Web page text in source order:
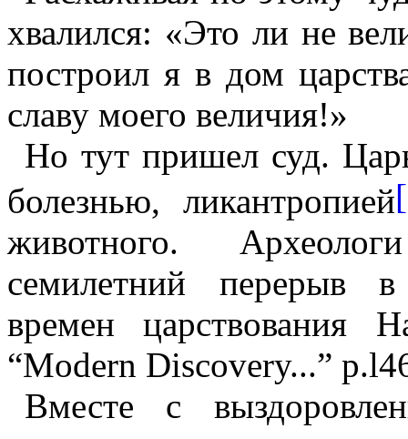
хвалился: «Это ли не
построил я в дом
славу моего величия!»
Но тут пришел суд.
болезнью, ликантропией
животного.
семилетний перерыв в
времен царствования
“Modern Discovery...”
Вместе с